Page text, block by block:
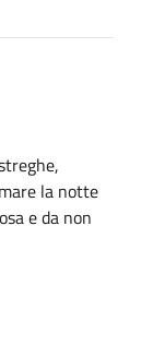
la notte
e da non